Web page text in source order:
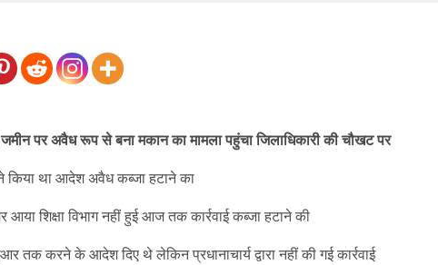
पर अवैध रूप से बना मकान का मामला पहुंचा जिलाधिकारी की चौखट पर
ने किया था आदेश अवैध कब्जा हटाने का
शिक्षा विभाग नहीं हुई आज तक कार्रवाई कब्जा हटाने की
तक करने के आदेश दिए थे लेकिन प्रधानाचार्य द्वारा नहीं की गई कार्रवाई